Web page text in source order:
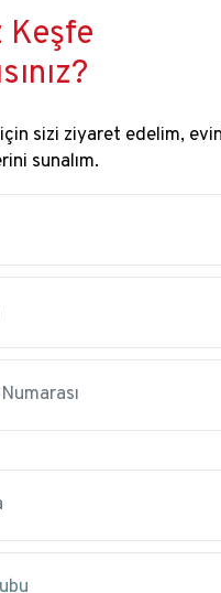
Keşfe
sizi ziyaret edelim,
sunalım.